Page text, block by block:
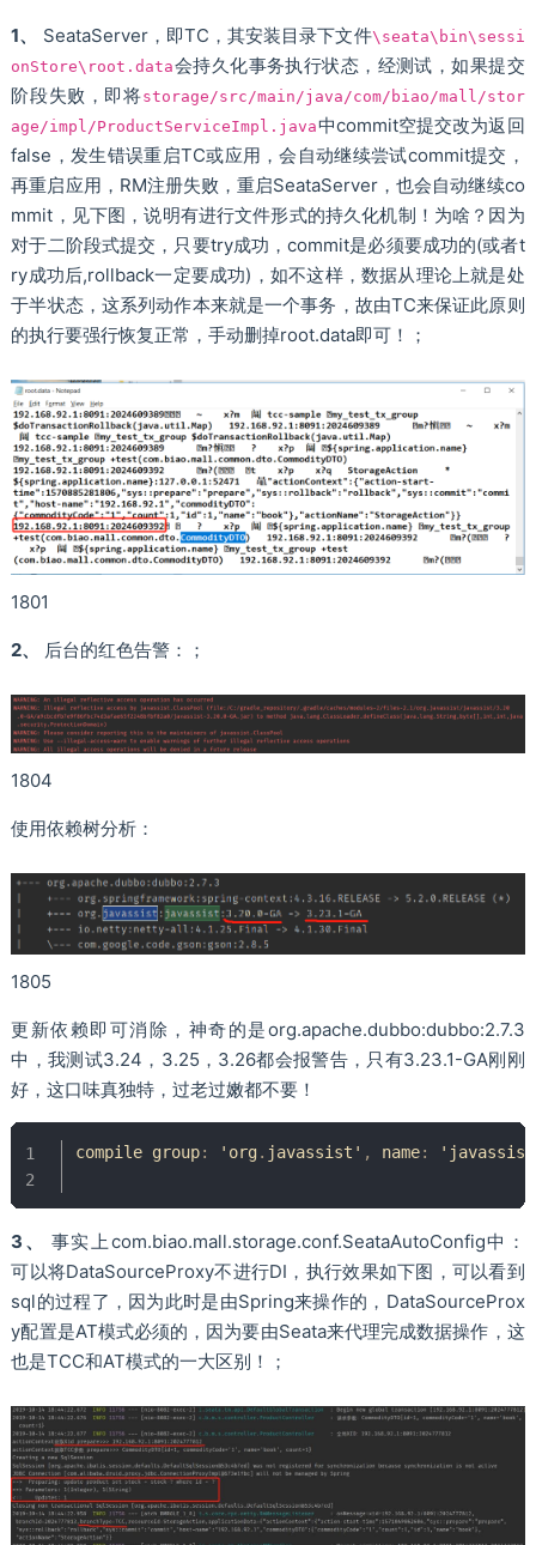
1、 SeataServer，即TC，其安装目录下文件\seata\bin\sessi
onStore\root.data会持久化事务执行状态，经测试，如果提交
阶段失败，即将storage/src/main/java/com/biao/mall/stor
age/impl/ProductServiceImpl.java中commit空提交改为返回
false，发生错误重启TC或应用，会自动继续尝试commit提交，
再重启应用，RM注册失败，重启SeataServer，也会自动继续co
mmit，见下图，说明有进行文件形式的持久化机制！为啥？因为
对于二阶段式提交，只要try成功，commit是必须要成功的(或者t
ry成功后,rollback一定要成功)，如不这样，数据从理论上就是处
于半状态，这系列动作本来就是一个事务，故由TC来保证此原则
的执行要强行恢复正常，手动删掉root.data即可！；
1801
2、 后台的红色告警：；
1804
使用依赖树分析：
1805
更新依赖即可消除，神奇的是org.apache.dubbo:dubbo:2.7.3
中，我测试3.24，3.25，3.26都会报警告，只有3.23.1-GA刚刚
好，这口味真独特，过老过嫩都不要！
compile group: 'org. javassist' , name:
3、
事实上com.biao.mall.storage.conf.SeataAutoConfig中：
可以将DataSourceProxy不进行DI，执行效果如下图，可以看到
sql的过程了，因为此时是由Spring来操作的，DataSourceProx
y配置是AT模式必须的，因为要由Seata来代理完成数据操作，这
也是TCC和AT模式的一大区别！；